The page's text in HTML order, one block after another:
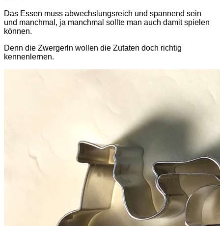
Das Essen muss abwechslungsreich und spannend sein
und manchmal, ja manchmal sollte man auch damit spielen
können.
Denn die Zwergerln wollen die Zutaten doch richtig
kennenlernen.